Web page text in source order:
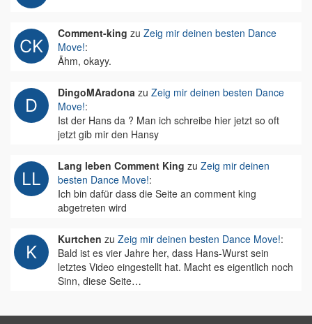
Comment-king zu Zeig mir deinen besten Dance
Move!:
Ähm, okayy.
DingoMAradona zu Zeig mir deinen besten Dance
Move!:
Ist der Hans da ? Man ich schreibe hier jetzt so oft
jetzt gib mir den Hansy
Lang leben Comment King zu Zeig mir deinen
besten Dance Move!:
Ich bin dafür dass die Seite an comment king
abgetreten wird
Kurtchen zu Zeig mir deinen besten Dance Move!:
Bald ist es vier Jahre her, dass Hans-Wurst sein
letztes Video eingestellt hat. Macht es eigentlich noch
Sinn, diese Seite…